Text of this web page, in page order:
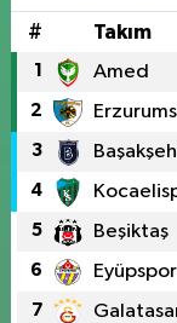
# Takım
1 Amed
2
3
4
5 Beşiktaş
6 Eyüpspor
7